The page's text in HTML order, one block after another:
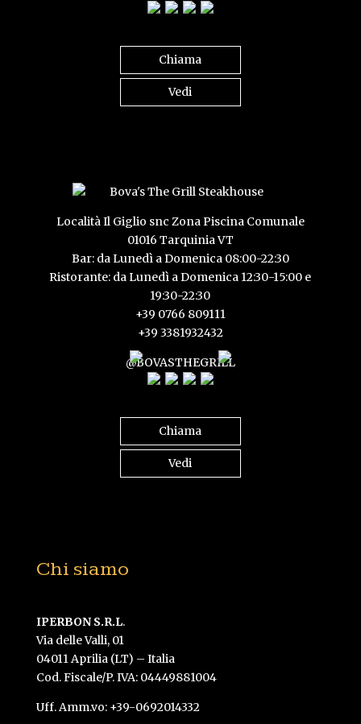
Chiama
Vedi
Località Il Giglio snc Zona Piscina Comunale
01016 Tarquinia VT
Bar: da Lunedì a Domenica 08:00-22:30
Ristorante: da Lunedì a Domenica 12:30-15:00 e
19:30-22:30
+39 0766 809111
+39 3381932432
@BOVASTHEGRILL
Chiama
Vedi
Chi siamo
IPERBON S.R.L.
Via delle Valli, 01
04011 Aprilia (LT) – Italia
Cod. Fiscale/P. IVA: 04449881004
Uff. Amm.vo: +39-0692014332